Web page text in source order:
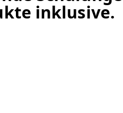
inklusive.